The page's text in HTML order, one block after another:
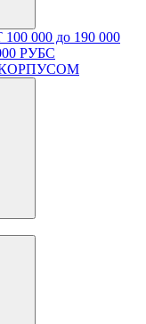
000 до 190 000
РУБС